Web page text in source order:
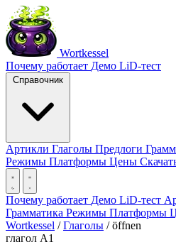
Wortkessel
Почему работает Демо LiD-тест
Справочник
Артикли Глаголы Предлоги
Режимы Платформы Цены
Почему работает Демо LiD-тест
Грамматика Режимы Платформы
Wortkessel / Глаголы / öffnen
глагол A1